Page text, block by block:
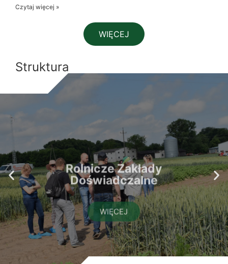
Czytaj więcej »
WIĘCEJ
Struktura
Rolnicze Zakłady
Doświadczalne
WIĘCEJ